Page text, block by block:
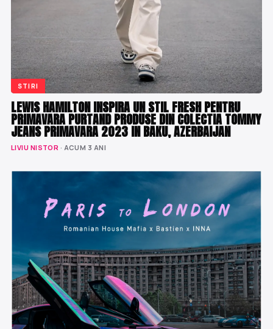
STIRI
LEWIS HAMILTON INSPIRA UN STIL FRESH PENTRU
PRIMAVARA PURTAND PRODUSE DIN COLECTIA TOMMY
JEANS PRIMAVARA 2023 IN BAKU, AZERBAIJAN
LIVIU NISTOR · ACUM 3 ANI